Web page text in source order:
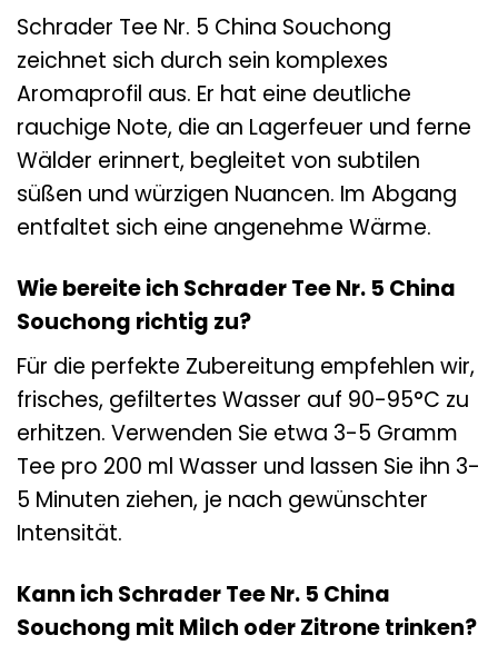
Schrader Tee Nr. 5 China Souchong
zeichnet sich durch sein komplexes
Aromaprofil aus. Er hat eine deutliche
rauchige Note, die an Lagerfeuer und ferne
Wälder erinnert, begleitet von subtilen
süßen und würzigen Nuancen. Im Abgang
entfaltet sich eine angenehme Wärme.
Wie bereite ich Schrader Tee Nr. 5 China
Souchong richtig zu?
Für die perfekte Zubereitung empfehlen wir,
frisches, gefiltertes Wasser auf 90-95°C zu
erhitzen. Verwenden Sie etwa 3-5 Gramm
Tee pro 200 ml Wasser und lassen Sie ihn 3-
5 Minuten ziehen, je nach gewünschter
Intensität.
Kann ich Schrader Tee Nr. 5 China
Souchong mit Milch oder Zitrone trinken?